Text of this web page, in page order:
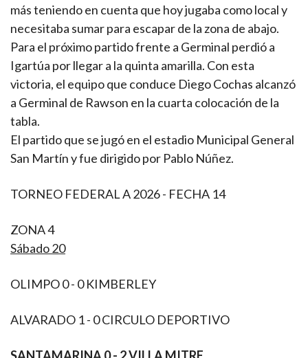
más teniendo en cuenta que hoy jugaba como local y
necesitaba sumar para escapar de la zona de abajo.
Para el próximo partido frente a Germinal perdió a
Igartúa por llegar a la quinta amarilla. Con esta
victoria, el equipo que conduce Diego Cochas alcanzó
a Germinal de Rawson en la cuarta colocación de la
tabla.
El partido que se jugó en el estadio Municipal General
San Martín y fue dirigido por Pablo Núñez.
TORNEO FEDERAL A 2026 - FECHA 14
ZONA 4
Sábado 20
OLIMPO 0 - 0 KIMBERLEY
ALVARADO 1 - 0 CIRCULO DEPORTIVO